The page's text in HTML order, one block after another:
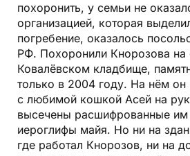
похоронить, у семьи не
организацией, которая
погребение, оказалось
РФ. Похоронили Кнорозова на
Ковалёвском кладбище,
только в 2004 году. На нём
с любимой кошкой Асей на
высечены расшифрованные им
иероглифы майя. Но ни на
где работал Кнорозов, ни на